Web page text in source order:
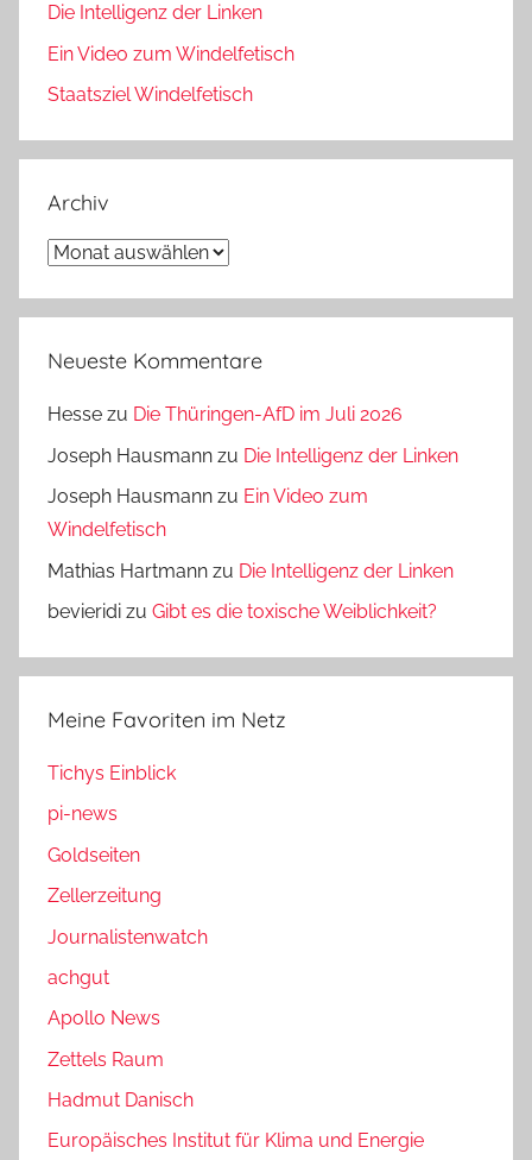
Die Intelligenz der Linken
Ein Video zum Windelfetisch
Staatsziel Windelfetisch
Archiv
Archiv
Neueste Kommentare
Hesse zu Die Thüringen-AfD im Juli 2026
Joseph Hausmann zu Die Intelligenz der Linken
Joseph Hausmann zu Ein Video zum
Windelfetisch
Mathias Hartmann zu Die Intelligenz der Linken
bevieridi zu Gibt es die toxische Weiblichkeit?
Meine Favoriten im Netz
Tichys Einblick
pi-news
Goldseiten
Zellerzeitung
Journalistenwatch
achgut
Apollo News
Zettels Raum
Hadmut Danisch
Europäisches Institut für Klima und Energie